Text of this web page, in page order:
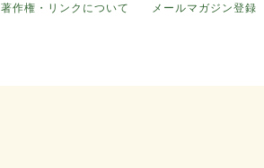
著作権・リンクについて メールマガジン登録